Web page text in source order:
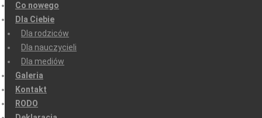
Co nowego
Dla Ciebie
Dla rodziców
Dla nauczycieli
Dla mediów
Galeria
Kontakt
RODO